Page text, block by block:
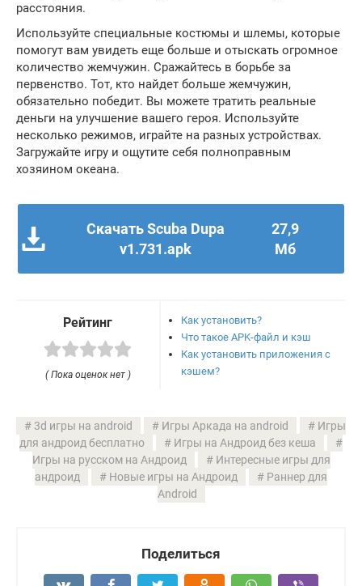
расстояния.
Используйте специальные костюмы и шлемы, которые
помогут вам увидеть еще больше и отыскать огромное
количество жемчужин. Сражайтесь в борьбе за
первенство. Тот, кто найдет больше жемчужин,
обязательно победит. Вы можете тратить реальные
деньги на улучшение вашего героя. Используйте
несколько режимов, играйте на разных устройствах.
Загружайте игру и ощутите себя полноправным
хозяином океана.
Скачать Scuba Dupa
v1.731.apk
27,9
Мб
Рейтинг
( Пока оценок нет )
Как установить?
Что такое APK-файл и кэш
Как установить приложения с
кэшем?
3d игры на android Игры Аркада на android
Игры
для андроид бесплатно
Игры на Андроид без кеша
Игры на русском на Андроид
Интересные игры для
андроид
Новые игры на Андроид
Раннер для
Android
Поделиться